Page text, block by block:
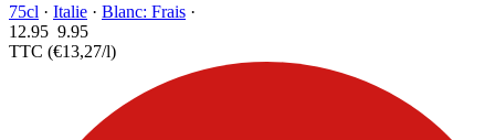
75cl · Italie · Blanc: Frais ·
12.95 9.95
TTC (€13,27/l)